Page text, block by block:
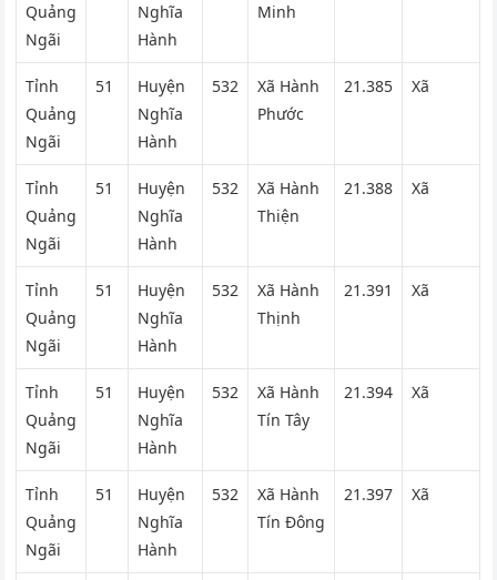
Quảng
Ngãi
Nghĩa
Hành
Minh
Tỉnh
Quảng
Ngãi
51
Huyện
Nghĩa
Hành
532
Xã Hành
Phước
21.385 Xã
Tỉnh
Quảng
Ngãi
51
Huyện
Nghĩa
Hành
532
Xã Hành
Thiện
21.388 Xã
Tỉnh
Quảng
Ngãi
51
Huyện
Nghĩa
Hành
532
Xã Hành
Thịnh
21.391 Xã
Tỉnh
Quảng
Ngãi
51
Huyện
Nghĩa
Hành
532
Xã Hành
Tín Tây
21.394 Xã
Tỉnh
Quảng
Ngãi
51
Huyện
Nghĩa
Hành
532
Xã Hành
Tín Đông
21.397 Xã